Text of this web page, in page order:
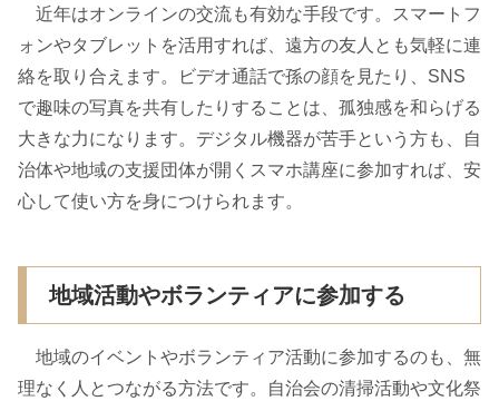
近年はオンラインの交流も有効な手段です。スマートフ
ォンやタブレットを活用すれば、遠方の友人とも気軽に連
絡を取り合えます。ビデオ通話で孫の顔を見たり、SNS
で趣味の写真を共有したりすることは、孤独感を和らげる
大きな力になります。デジタル機器が苦手という方も、自
治体や地域の支援団体が開くスマホ講座に参加すれば、安
心して使い方を身につけられます。
地域活動やボランティアに参加する
地域のイベントやボランティア活動に参加するのも、無
理なく人とつながる方法です。自治会の清掃活動や文化祭